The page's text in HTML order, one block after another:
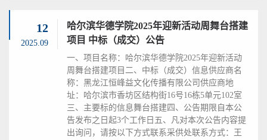
12
2025.09
哈尔滨华德学院2025年迎新活动周舞台搭建
项目 中标（成交）公告
一、项目名称：哈尔滨华德学院2025年迎新活动
周舞台搭建项目二、中标（成交）信息供应商名
称：黑龙江恒峰益文化传播有限公司供应商地
址：哈尔滨市香坊区结构街16号16栋5单元102室
三、主要标的信息舞台搭建四、公告期限自本公
告发布之日起3个工作日五、凡对本次公告内容提
出询问，请按以下方式联系采供处联系方式：王